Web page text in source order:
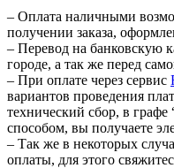
– Оплата наличными
получении заказа,
– Перевод на банковскую
городе, а так же перед
– При оплате через сервис
вариантов проведения
технический сбор, в
способом, вы получаете
– Так же в некоторых
оплаты, для этого